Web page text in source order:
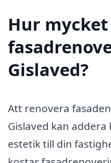
Hur
Gislaved?
Att renovera
Gislaved kan
estetik till din